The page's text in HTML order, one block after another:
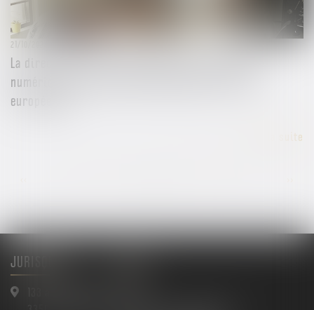
La directive sur les travailleurs des plateformes
numériques définitivement adoptée par l'Union
européenne
21/10/2024
Lire la suite
JURISQUAD